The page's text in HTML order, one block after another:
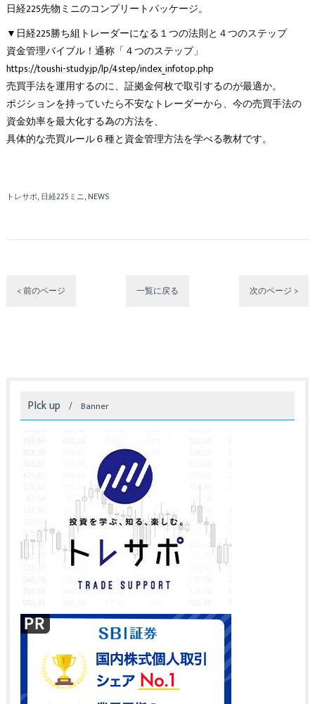
日経225先物ミニのコンプリートパッケージ。
▼日経225勝ち組トレーダーになる１つの法則と４つのステップ
資金管理バイブル！通称「４つのステップ」
https://toushi-study.jp/lp/4step/index_infotop.php
売買手法を運用するのに、証拠金何枚で取引するのが最適か。
ポジションを持っていたら不安なトレーダーから、今の売買手法の
資金効率を最大化する為の方法を、
具体的な売買ルール６種と資金管理方法を学べる教材です。
トレサポ 日経225ミニ NEWS
< 前のページ 一覧に戻る 次のページ >
PIck up Banner